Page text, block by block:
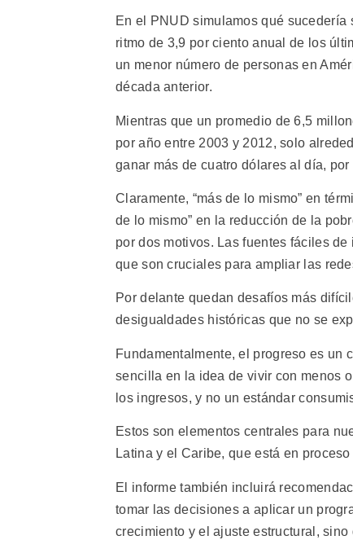
En el PNUD simulamos qué
ritmo de 3,9 por ciento anual de los
un menor número de personas en
década anterior.
Mientras que un promedio de 6,5
por año entre 2003 y 2012, solo
ganar más de cuatro dólares al día,
Claramente, “más de lo mismo” en
de lo mismo” en la reducción de la
por dos motivos. Las fuentes fáciles
que son cruciales para ampliar las
Por delante quedan desafíos más
desigualdades históricas que no se
Fundamentalmente, el progreso es un
sencilla en la idea de vivir con menos
los ingresos, y no un estándar
Estos son elementos centrales para
Latina y el Caribe, que está en
El informe también incluirá
tomar las decisiones a aplicar un
crecimiento y el ajuste estructural,